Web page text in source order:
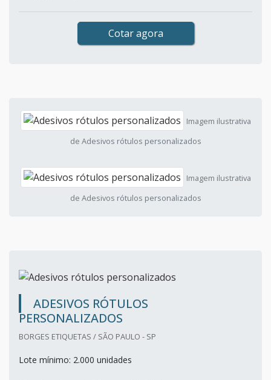
Cotar agora
Imagem ilustrativa
de Adesivos rótulos personalizados
Imagem ilustrativa
de Adesivos rótulos personalizados
ADESIVOS RÓTULOS
PERSONALIZADOS
BORGES ETIQUETAS / SÃO PAULO - SP
Lote mínimo: 2.000 unidades